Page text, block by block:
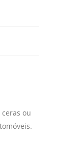
ou